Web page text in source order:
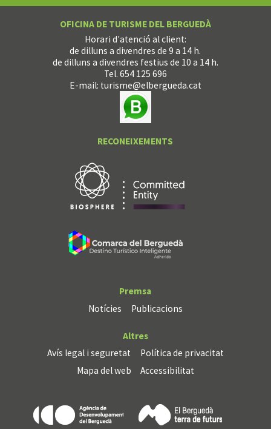
OFICINA DE TURISME DEL BERGUEDÀ
Horari d'atenció al client:
de dilluns a divendres de 9 a 14 h.
de dilluns a divendres festius de 10 a 14 h.
Tel. 654 125 696
E-mail: turisme@elbergueda.cat
RECONEIXEMENTS
Premsa
Notícies
Publicacions
Altres
Avís legal i seguretat
Política de privacitat
Mapa del web
Accessibilitat